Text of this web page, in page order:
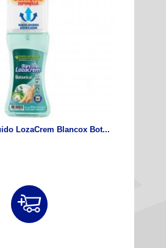
LozaCrem Blancox Bot...